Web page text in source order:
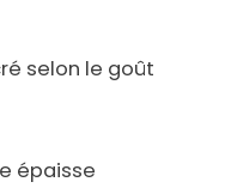
selon le goût
épaisse